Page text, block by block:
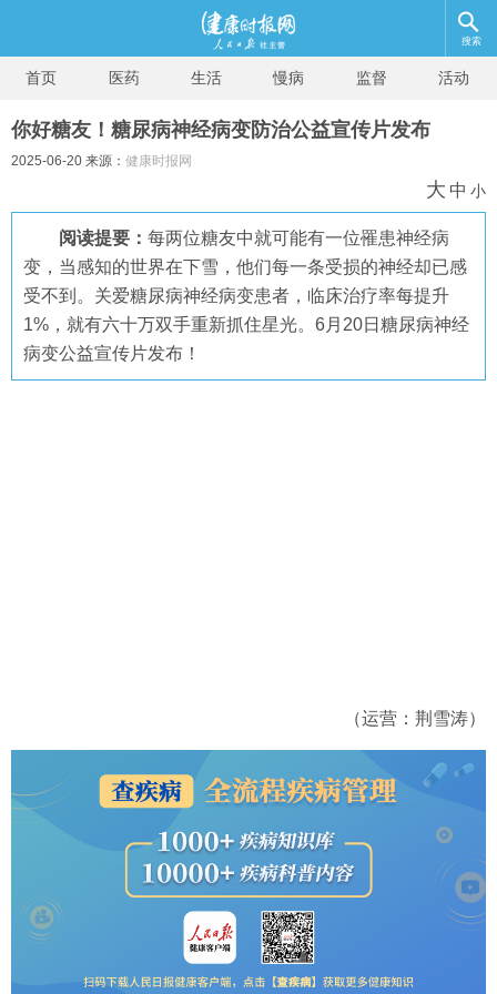
搜索
首页 医药 生活 慢病 监督 活动
你好糖友！糖尿病神经病变防治公益宣传片发布
2025-06-20 来源： 健康时报网
大 中 小
阅读提要： 每两位糖友中就可能有一位罹患神经病
变，当感知的世界在下雪，他们每一条受损的神经却已感
受不到。关爱糖尿病神经病变患者，临床治疗率每提升
1%，就有六十万双手重新抓住星光。6月20日糖尿病神经
病变公益宣传片发布！
（运营：荆雪涛）